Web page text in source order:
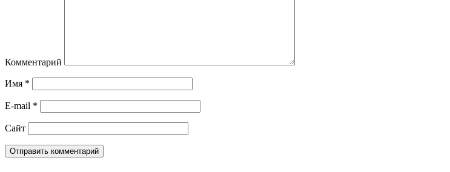
Комментарий
Имя *
E-mail *
Сайт